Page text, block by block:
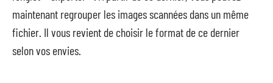
maintenant regrouper les images scannées dans un même
fichier. Il vous revient de choisir le format de ce dernier
selon vos envies.